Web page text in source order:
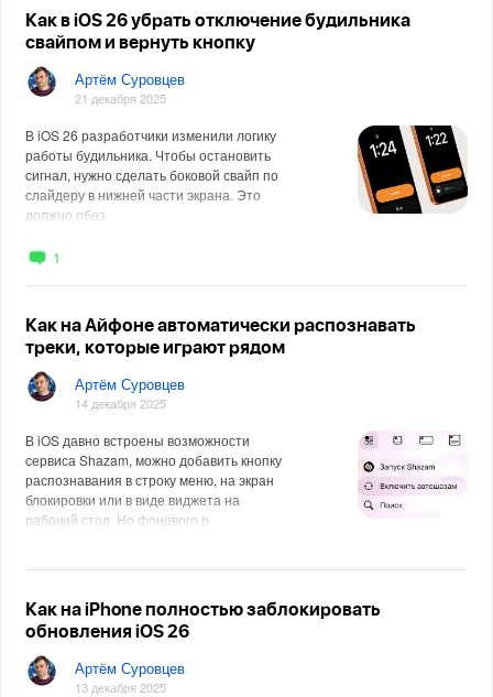
Как в iOS 26 убрать отключение будильника
свайпом и вернуть кнопку
Артём Суровцев
21 декабря 2025
В iOS 26 разработчики изменили логику
работы будильника. Чтобы остановить
сигнал, нужно сделать боковой свайп по
слайдеру в нижней части экрана. Это
должно обез
1
Как на Айфоне автоматически распознавать
треки, которые играют рядом
Артём Суровцев
14 декабря 2025
В iOS давно встроены возможности
сервиса Shazam, можно добавить кнопку
распознавания в строку меню, на экран
блокировки или в виде виджета на
рабочий стол. Но фонового р
Как на iPhone полностью заблокировать
обновления iOS 26
Артём Суровцев
13 декабря 2025